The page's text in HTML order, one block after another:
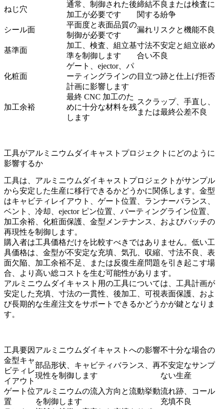
ねじ穴
通常、制御された後
加工が必要です
締結不良または検査に
関する紛争
シール面
平面度と表面品質の
制御が必要です
漏れリスクと機能不良
基準面
加工、検査、組立基
準を制御します
寸法不安定と組立嵌め
合い不良
化粧面
ゲート、ejector、パ
ーティングラインの
計画に影響します
目立つ跡と仕上げ拒否
加工余裕
最終 CNC 加工のた
めに十分な材料を残
します
スクラップ、手直し、
または最終公差不良
工具がアルミニウムダイキャストプロジェクトにどのように
影響するか
工具は、アルミニウムダイキャストプロジェクトがサンプル
から安定した生産に移行できるかどうかに関係します。金型
はキャビティレイアウト、ゲート位置、ランナーバランス、
ベント、冷却、ejector ピン位置、パーティングライン位置、
加工余裕、化粧面保護、金型メンテナンス、およびバッチの
再現性を制御します。
購入者は工具価格だけを比較すべきではありません。低い工
具価格は、金型が不安定な充填、気孔、収縮、寸法不良、表
面欠陥、加工余裕不足、または反復生産問題を引き起こす場
合、より高い総コストを生む可能性があります。
アルミニウムダイキャスト用の工具については、工具計画が
安定した充填、寸法の一貫性、後加工、可視表面保護、およ
び長期的な生産注文をサポートできるかどうかが鍵となりま
す。
工具要因 アルミニウムダイキャストへの影響不十分な場合の
金型キャ
ビティレ
イアウト
部品形状、キャビティバランス、再
現性を制御します
不安定なサンプ
ない生産
ゲート位
置
アルミニウムの流入方向と流動挙動
を制御します
流れ跡、コール
充填不良